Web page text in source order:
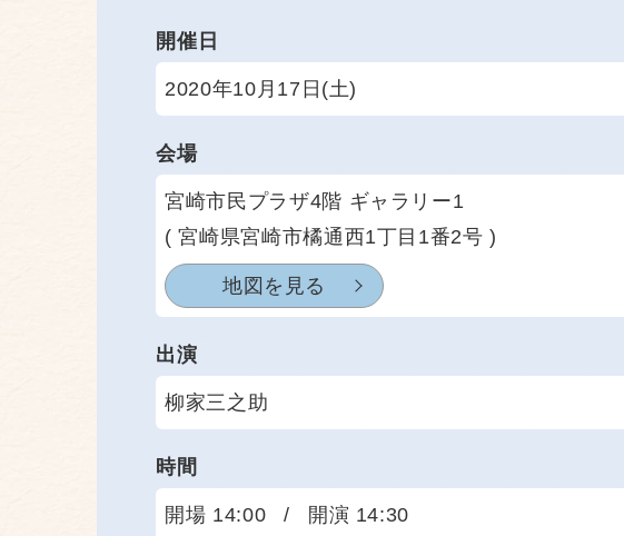
開催日
2020年10月17日(土)
会場
宮崎市民プラザ4階 ギャラリー1
( 宮崎県宮崎市橘通西1丁目1番2号 )
地図を見る
出演
柳家三之助
時間
開場 14:00 / 開演 14:30